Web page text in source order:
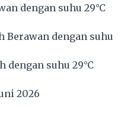
dengan suhu 29°C
Berawan dengan suhu
dengan suhu 29°C
2026